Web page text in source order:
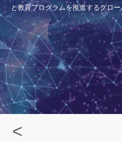
と教育プログラムを推進するグロ